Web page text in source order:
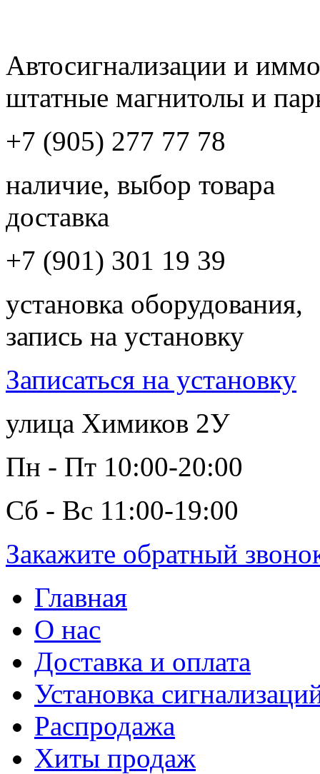
Автосигнализации и
штатные магнитолы и
+7 (905) 277 77 78
наличие, выбор товара
доставка
+7 (901) 301 19 39
установка оборудования,
запись на установку
Записаться на установку
улица Химиков 2У
Пн - Пт 10:00-20:00
Сб - Вс 11:00-19:00
Закажите обратный
Главная
О нас
Доставка и оплата
Установка
Распродажа
Хиты продаж